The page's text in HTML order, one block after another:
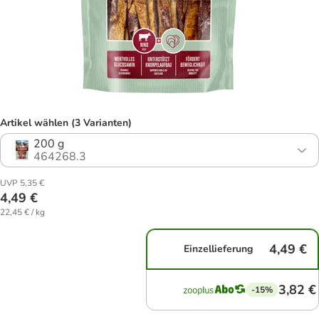
Artikel wählen (3 Varianten)
200 g
464268.3
UVP 5,35 €
4,49 €
22,45 € / kg
Einzellieferung 4,49 €
-15% 3,82 €